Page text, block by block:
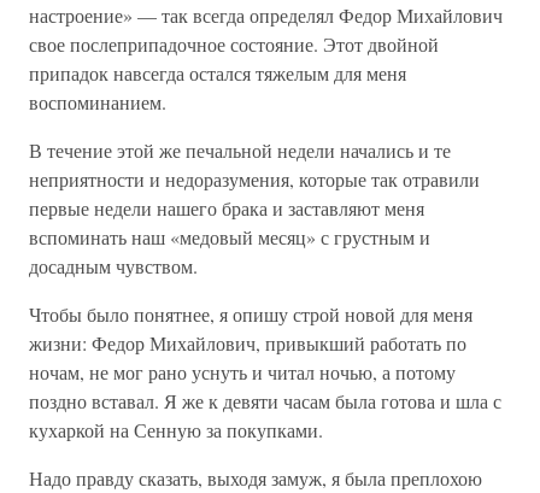
настроение» — так всегда определял Федор Михайлович
свое послеприпадочное состояние. Этот двойной
припадок навсегда остался тяжелым для меня
воспоминанием.
В течение этой же печальной недели начались и те
неприятности и недоразумения, которые так отравили
первые недели нашего брака и заставляют меня
вспоминать наш «медовый месяц» с грустным и
досадным чувством.
Чтобы было понятнее, я опишу строй новой для меня
жизни: Федор Михайлович, привыкший работать по
ночам, не мог рано уснуть и читал ночью, а потому
поздно вставал. Я же к девяти часам была готова и шла с
кухаркой на Сенную за покупками.
Надо правду сказать, выходя замуж, я была преплохою